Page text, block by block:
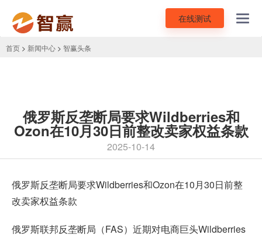
在线测试
首页 > 新闻中心 > 智赢头条
俄罗斯反垄断局要求Wildberries和
Ozon在10月30日前整改卖家权益条款
2025-10-14
俄罗斯反垄断局要求Wildberries和Ozon在10月30日前整
改卖家权益条款
俄罗斯联邦反垄断局（FAS）近期对电商巨头Wildberries